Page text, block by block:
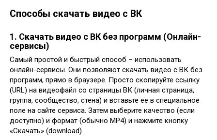
Способы скачать видео с ВК
1. Скачать видео с ВК без программ (Онлайн-
сервисы)
Самый простой и быстрый способ – использовать
онлайн-сервисы. Они позволяют скачать видео с ВК без
программ, прямо в браузере. Просто скопируйте ссылку
(URL) на видеофайл со страницы ВК (личная страница,
группа, сообщество, стена) и вставьте ее в специальное
поле на сайте сервиса. Затем выберите качество (если
доступно) и формат (обычно MP4) и нажмите кнопку
«Скачать» (download).